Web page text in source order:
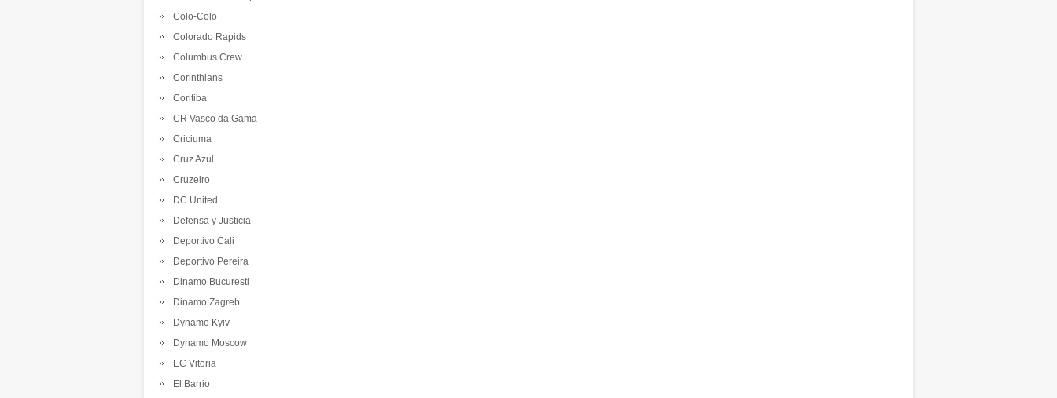
Colo-Colo
Colorado Rapids
Columbus Crew
Corinthians
Coritiba
CR Vasco da Gama
Criciuma
Cruz Azul
Cruzeiro
DC United
Defensa y Justicia
Deportivo Cali
Deportivo Pereira
Dinamo Bucuresti
Dinamo Zagreb
Dynamo Kyiv
Dynamo Moscow
EC Vitoria
El Barrio